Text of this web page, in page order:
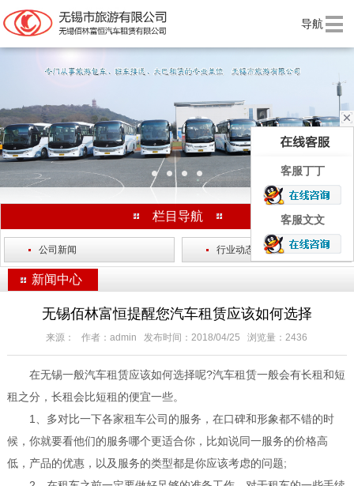
导航
栏目导航
·公司新闻 ·行业动态
新闻中心
无锡佰林富恒提醒您汽车租赁应该如何选择
来源： 作者：admin 发布时间：2018/04/25 浏览量：2436
在无锡一般汽车租赁应该如何选择呢?汽车租赁一般会有长租和短
租之分，长租会比短租的便宜一些。
1、多对比一下各家租车公司的服务，在口碑和形象都不错的时
候，你就要看他们的服务哪个更适合你，比如说同一服务的价格高
低，产品的优惠，以及服务的类型都是你应该考虑的问题;
客服丁丁
客服文文